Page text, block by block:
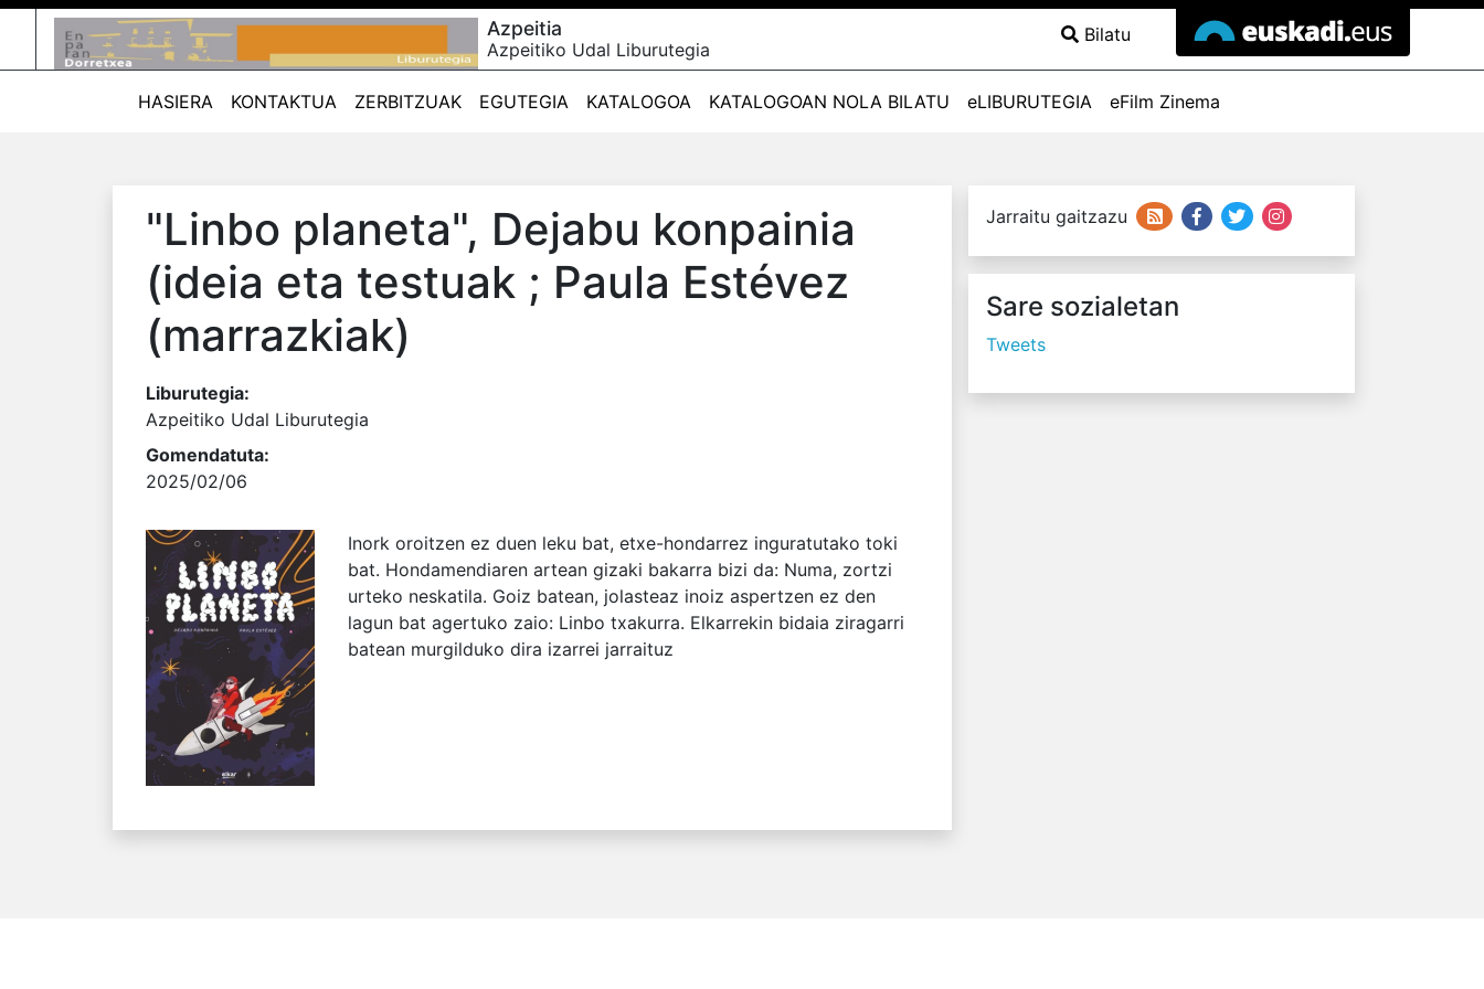
Azpeitia
Azpeitiko Udal Liburutegia
Bilatu
HASIERA KONTAKTUA ZERBITZUAK EGUTEGIA KATALOGOA KATALOGOAN NOLA BILATU eLIBURUTEGIA eFilm Zinema
"Linbo planeta", Dejabu konpainia
(ideia eta testuak ; Paula Estévez
(marrazkiak)
Liburutegia:
Azpeitiko Udal Liburutegia
Gomendatuta:
2025/02/06
Inork oroitzen ez duen leku bat, etxe-hondarrez inguratutako toki
bat. Hondamendiaren artean gizaki bakarra bizi da: Numa, zortzi
urteko neskatila. Goiz batean, jolasteaz inoiz aspertzen ez den
lagun bat agertuko zaio: Linbo txakurra. Elkarrekin bidaia ziragarri
batean murgilduko dira izarrei jarraituz
Jarraitu gaitzazu
Sare sozialetan
Tweets